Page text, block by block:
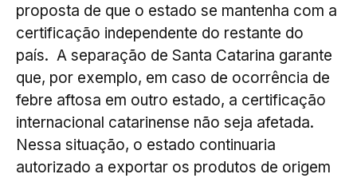
proposta de que o estado se mantenha com a
certificação independente do restante do
país. A separação de Santa Catarina garante
que, por exemplo, em caso de ocorrência de
febre aftosa em outro estado, a certificação
internacional catarinense não seja afetada.
Nessa situação, o estado continuaria
autorizado a exportar os produtos de origem